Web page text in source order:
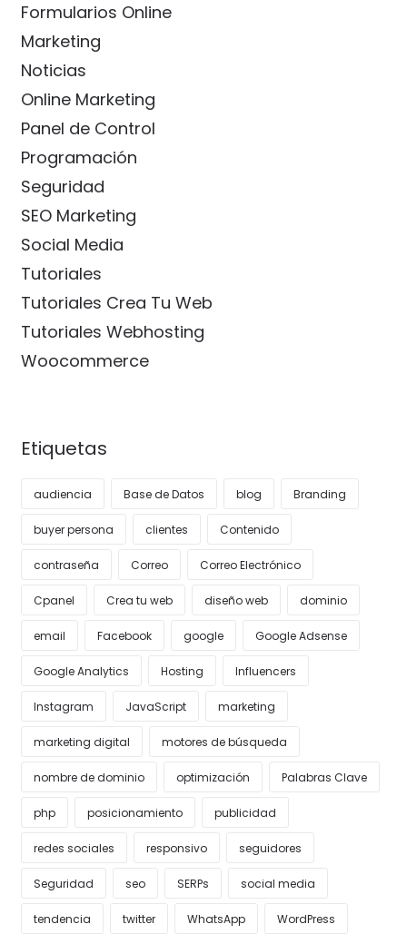
Formularios Online
Marketing
Noticias
Online Marketing
Panel de Control
Programación
Seguridad
SEO Marketing
Social Media
Tutoriales
Tutoriales Crea Tu Web
Tutoriales Webhosting
Woocommerce
Etiquetas
audiencia Base de Datos blog Branding
buyer persona clientes Contenido
contraseña Correo Correo Electrónico
Cpanel Crea tu web diseño web dominio
email Facebook google Google Adsense
Google Analytics Hosting Influencers
Instagram JavaScript marketing
marketing digital motores de búsqueda
nombre de dominio optimización Palabras Clave
php posicionamiento publicidad
redes sociales responsivo seguidores
Seguridad seo SERPs social media
tendencia twitter WhatsApp WordPress